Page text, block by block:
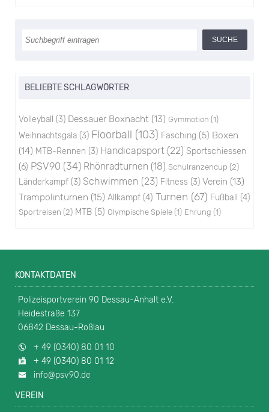
BELIEBTE SCHLAGWÖRTER
Volleyball (3) Dessauer Boxnacht (13) Gymmotion (1)
Weihnachtsgala (3) Floorball (103) Fasching (5) Boxen
(14) MTB-Rennen (3) Handicapsport (22) Sportschiessen
(6) PSV90 (34) Rhönradturnen (18) Schulranzencup (2)
Länderkampf (3) Schwimmen (23) Fitness (3) Verein (13)
Trampolinturnen (15) Allkampf (4) Turnen (67) Fußball (4)
Sportreisen (2) MTB (5) Olympische Spiele (1) Ehrung (1)
KONTAKTDATEN
Polizeisportverein 90 Dessau-Anhalt e.V.
Heidestraße 137
06842 Dessau-Roßlau
+ 49 (0340) 80 01 10
+ 49 (0340) 80 01 12
info@psv90.de
VEREIN